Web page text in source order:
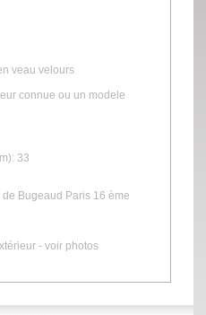
veau velours
connue ou un modele
33
Bugeaud Paris 16 ème
- voir photos